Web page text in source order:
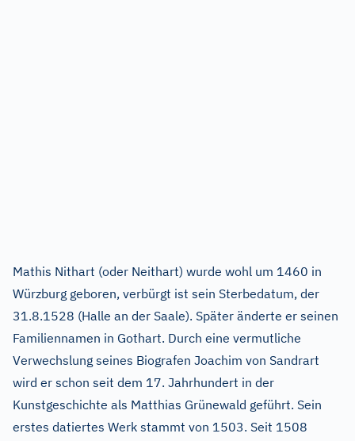
Mathis Nithart (oder Neithart) wurde wohl um 1460 in
Würzburg geboren, verbürgt ist sein Sterbedatum, der
31.8.1528 (Halle an der Saale). Später änderte er seinen
Familiennamen in Gothart. Durch eine vermutliche
Verwechslung seines Biografen Joachim von Sandrart
wird er schon seit dem 17. Jahrhundert in der
Kunstgeschichte als Matthias Grünewald geführt. Sein
erstes datiertes Werk stammt von 1503. Seit 1508